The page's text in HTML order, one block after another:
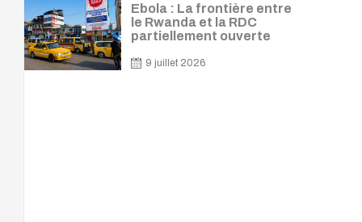
Ebola : La frontière entre
le Rwanda et la RDC
partiellement ouverte
9 juillet 2026